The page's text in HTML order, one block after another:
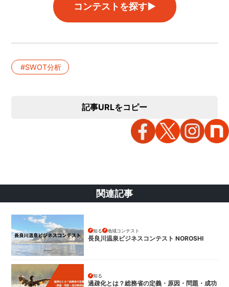
コンテストを探す▶︎
SWOT分析
記事URLをコピー
関連記事
長良川温泉ビジネスコンテスト NOROSHI
知る 地域コンテスト
過疎化とは？総務省の定義・原因・問題・成功
知る